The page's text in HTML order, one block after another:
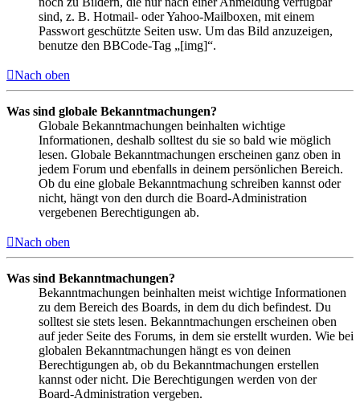
sind, z. B. Hotmail- oder Yahoo-Mailboxen, mit einem
Passwort geschützte Seiten usw. Um das Bild anzuzeigen,
benutze den BBCode-Tag „[img]“.
Nach oben
Was sind globale Bekanntmachungen?
Globale Bekanntmachungen beinhalten wichtige
Informationen, deshalb solltest du sie so bald wie möglich
lesen. Globale Bekanntmachungen erscheinen ganz oben in
jedem Forum und ebenfalls in deinem persönlichen Bereich.
Ob du eine globale Bekanntmachung schreiben kannst oder
nicht, hängt von den durch die Board-Administration
vergebenen Berechtigungen ab.
Nach oben
Was sind Bekanntmachungen?
Bekanntmachungen beinhalten meist wichtige Informationen
zu dem Bereich des Boards, in dem du dich befindest. Du
solltest sie stets lesen. Bekanntmachungen erscheinen oben
auf jeder Seite des Forums, in dem sie erstellt wurden. Wie bei
globalen Bekanntmachungen hängt es von deinen
Berechtigungen ab, ob du Bekanntmachungen erstellen
kannst oder nicht. Die Berechtigungen werden von der
Board-Administration vergeben.